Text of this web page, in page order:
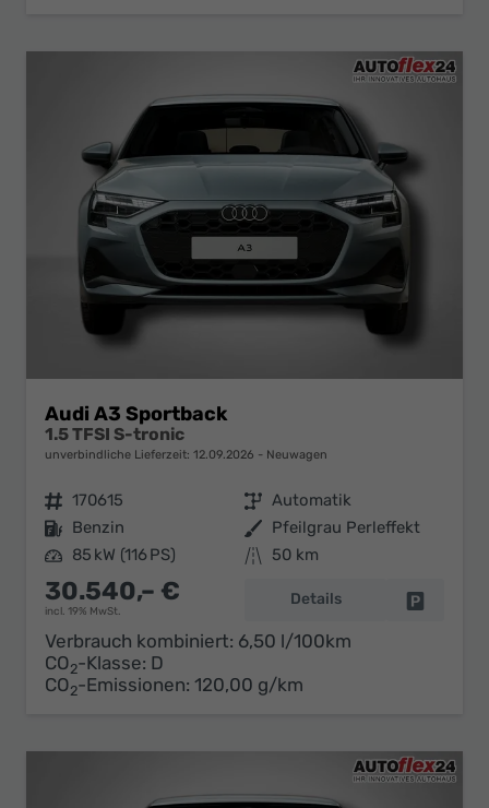
Audi A3 Sportback
1.5 TFSI S-tronic
unverbindliche Lieferzeit: 12.09.2026 Neuwagen
Fahrzeugnr. 170615 Getriebe Automatik
Kraftstoff Benzin Außenfarbe Pfeilgrau Perleffekt
Leistung 85 kW (116 PS) Kilometerstand 50 km
30.540,– €
incl. 19% MwSt.
Details
Verbrauch kombiniert: 6,50 l/100km
CO2-Klasse: D
CO2-Emissionen: 120,00 g/km